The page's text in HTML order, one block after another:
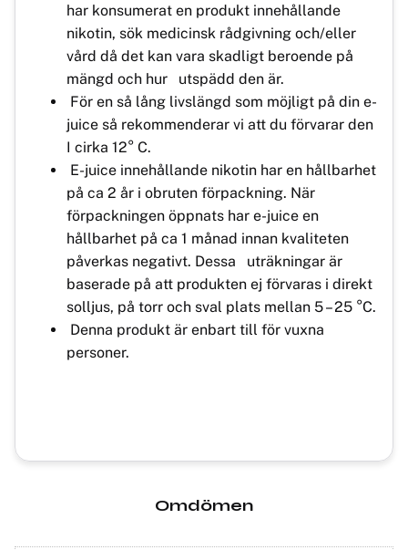
har konsumerat en produkt innehållande
nikotin, sök medicinsk rådgivning och/eller
vård då det kan vara skadligt beroende på
mängd och hur utspädd den är.
För en så lång livslängd som möjligt på din e-
juice så rekommenderar vi att du förvarar den
I cirka 12° C.
E-juice innehållande nikotin har en hållbarhet
på ca 2 år i obruten förpackning. När
förpackningen öppnats har e-juice en
hållbarhet på ca 1 månad innan kvaliteten
påverkas negativt. Dessa uträkningar är
baserade på att produkten ej förvaras i direkt
solljus, på torr och sval plats mellan 5 – 25 °C.
Denna produkt är enbart till för vuxna
personer.
Omdömen